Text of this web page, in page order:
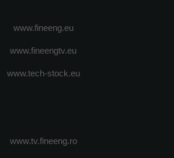
www.fineeng.eu
www.fineengtv.eu
www.tech-stock.eu
www.tv.fineeng.ro